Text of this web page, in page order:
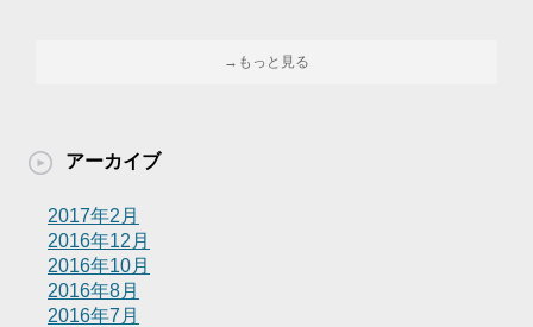
→もっと見る
アーカイブ
2017年2月
2016年12月
2016年10月
2016年8月
2016年7月